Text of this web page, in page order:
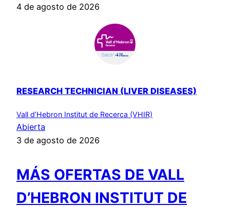
4 de agosto de 2026
RESEARCH TECHNICIAN (LIVER DISEASES)
Vall d’Hebron Institut de Recerca (VHIR)
Abierta
3 de agosto de 2026
MÁS OFERTAS DE VALL
D’HEBRON INSTITUT DE